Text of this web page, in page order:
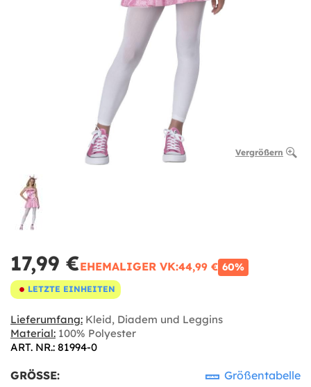
Vergrößern
17,99 €EHEMALIGER VK:44,99 € 60%
LETZTE EINHEITEN
Lieferumfang: Kleid, Diadem und Leggins
Material: 100% Polyester
ART. NR.: 81994-0
GRÖSSE: Größentabelle